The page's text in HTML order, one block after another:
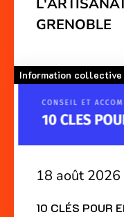
GRENOBLE
10 CLÉS POUR
18 août
Information collective